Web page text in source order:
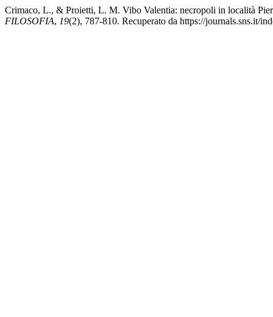
Crimaco, L., & Proietti, L. M. Vibo Valentia: necropoli in località
FILOSOFIA, 19(2), 787-810. Recuperato da https://journals.sns.it/